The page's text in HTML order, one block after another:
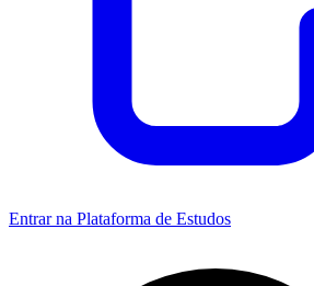
Entrar na Plataforma de Estudos